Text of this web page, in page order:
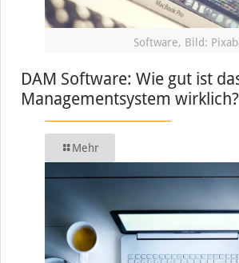
Software, Bild:
DAM Software: Wie gut ist
Managementsystem wirklich?
Mehr